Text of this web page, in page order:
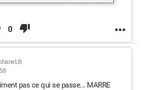
0
pas ce qui se passe... MARRE